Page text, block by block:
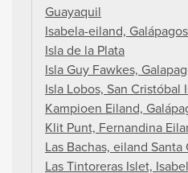
Guayaquil
Isabela-eiland, Galápagos
Isla de la Plata
Isla Guy Fawkes,
Isla Lobos, San Cristóbal
Kampioen Eiland,
Klit Punt, Fernandina
Las Bachas, eiland
Las Tintoreras Islet,